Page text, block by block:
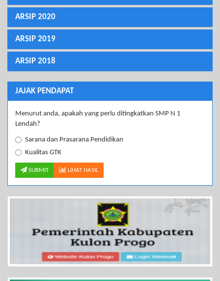
ARSIP 2020
ARSIP 2019
ARSIP 2018
JAJAK PENDAPAT
Menurut anda, apakah yang perlu ditingkatkan SMP N 1
Lendah?
Sarana dan Prasarana Pendidikan
Kualitas GTK
SUBMIT LIHAT HASIL